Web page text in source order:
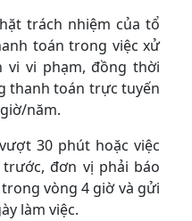
trách nhiệm của tổ
toán trong việc xử
vi vi phạm, đồng thời
thanh toán trực tuyến
năm.
30 phút hoặc việc
đơn vị phải báo
vòng 4 giờ và gửi
làm việc.